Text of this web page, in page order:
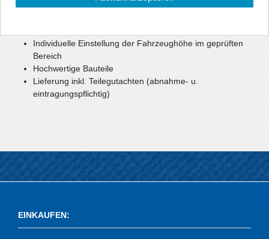
Sicherheit bietet ein optimales Setup.
Individuelle Einstellung der Fahrzeughöhe im geprüften
Bereich
Hochwertige Bauteile
Lieferung inkl. Teilegutachten (abnahme- u.
eintragungspflichtig)
EINKAUFEN: